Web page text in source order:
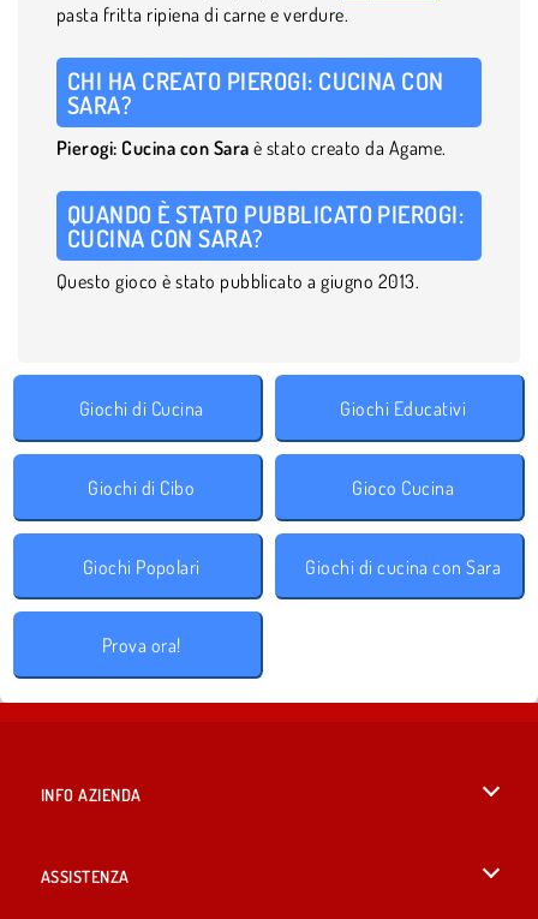
pasta fritta ripiena di carne e verdure.
CHI HA CREATO PIEROGI: CUCINA CON
SARA?
Pierogi: Cucina con Sara è stato creato da Agame.
QUANDO È STATO PUBBLICATO PIEROGI:
CUCINA CON SARA?
Questo gioco è stato pubblicato a giugno 2013.
Giochi di Cucina Giochi Educativi
Giochi di Cibo Gioco Cucina
Giochi Popolari Giochi di cucina con Sara
Prova ora!
INFO AZIENDA
ASSISTENZA